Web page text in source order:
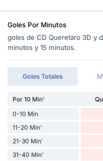
Goles Por Minutos
goles de CD Queretaro 3D y
minutos y 15 minutos.
Goles Totales
Por 10 Min'
0-10 Min
11-20 Min'
21-30 Min'
31-40 Min'